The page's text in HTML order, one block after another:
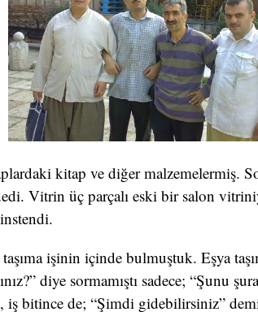
kitap ve diğer malzemelermiş.
Vitrin üç parçalı eski bir salon
işinin içinde bulmuştuk. Eşya
diye sormamıştı sadece; “Şunu
iş bitince de; “Şimdi gidebilirsiniz”